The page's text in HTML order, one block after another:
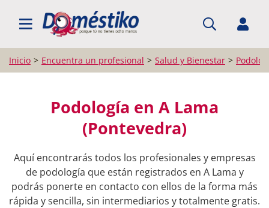
BUSCAR PROFESIONALES
Inicio Encuentra un profesional Salud y Bienestar
Podología en A Lama
(Pontevedra)
Aquí encontrarás todos los profesionales y empresas
de podología que están registrados en A Lama y
podrás ponerte en contacto con ellos de la forma más
rápida y sencilla, sin intermediarios y totalmente gratis.